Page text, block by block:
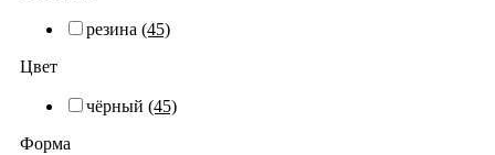
резина (45)
Цвет
чёрный (45)
Форма